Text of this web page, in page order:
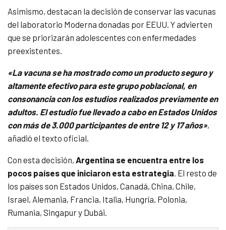
Asimismo, destacan la decisión de conservar las vacunas
del laboratorio Moderna donadas por EEUU. Y advierten
que se priorizarán adolescentes con enfermedades
preexistentes.
«La vacuna se ha mostrado como un producto seguro y
altamente efectivo para este grupo poblacional, en
consonancia con los estudios realizados previamente en
adultos. El estudio fue llevado a cabo en Estados Unidos
con más de 3.000 participantes de entre 12 y 17 años»,
añadió el texto oficial.
Con esta decisión, Argentina se encuentra entre los
pocos países que iniciaron esta estrategia. El resto de
los países son Estados Unidos, Canadá, China, Chile,
Israel, Alemania, Francia, Italia, Hungría, Polonia,
Rumania, Singapur y Dubái.